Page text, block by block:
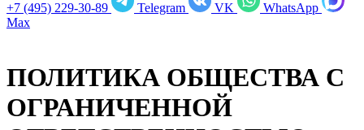
+7 (495) 229-30-89
Telegram VK
WhatsApp
Max
ПОЛИТИКА ОБЩЕСТВА С
ОГРАНИЧЕННОЙ